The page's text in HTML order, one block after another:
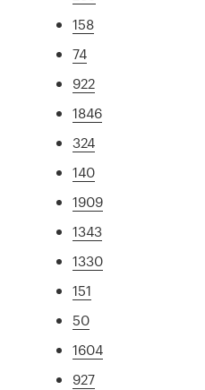
158
74
922
1846
324
140
1909
1343
1330
151
50
1604
927